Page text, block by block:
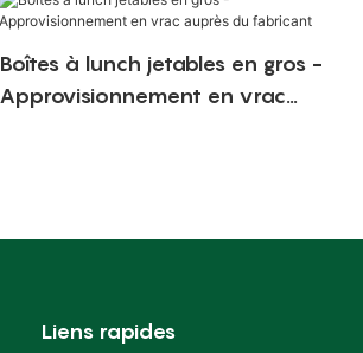
Boîtes à lunch jetables en gros -
Approvisionnement en vrac
Liens rapides